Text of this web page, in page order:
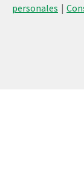
personales